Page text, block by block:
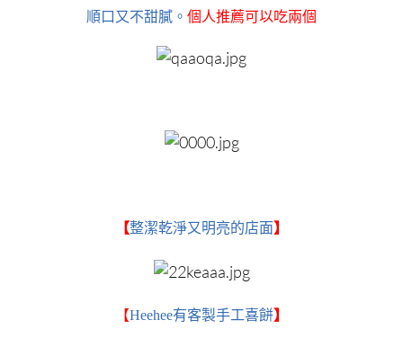
順口又不甜膩。 個人推薦可以吃兩個
【整潔乾淨又明亮的店面】
【Heehee有客製手工喜餅】